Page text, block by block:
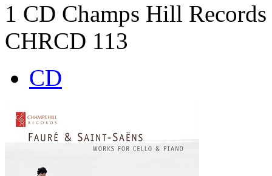
1 CD Champs Hill
CHRCD 113
CD